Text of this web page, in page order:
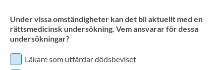
Under vissa omständigheter kan det bli aktuellt med en
rättsmedicinsk undersökning. Vem ansvarar för dessa
undersökningar?
Läkare som utfärdar dödsbeviset